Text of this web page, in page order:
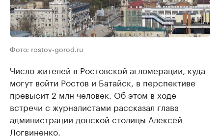
Фото: rostov-gorod.ru
Число жителей в Ростовской агломерации, куда
могут войти Ростов и Батайск, в перспективе
превысит 2 млн человек. Об этом в ходе
встречи с журналистами рассказал глава
администрации донской столицы Алексей
Логвиненко.